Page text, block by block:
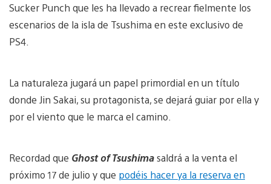
Sucker Punch que les ha llevado a recrear fielmente los
escenarios de la isla de Tsushima en este exclusivo de
PS4.
La naturaleza jugará un papel primordial en un título
donde Jin Sakai, su protagonista, se dejará guiar por ella y
por el viento que le marca el camino.
Recordad que Ghost of Tsushimasaldrá a la venta el
próximo 17 de julio y que podéis hacer ya la reserva en